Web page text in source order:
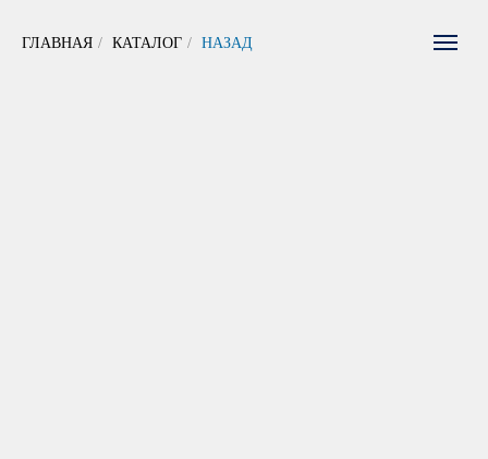
ГЛАВНАЯ / КАТАЛОГ / НАЗАД